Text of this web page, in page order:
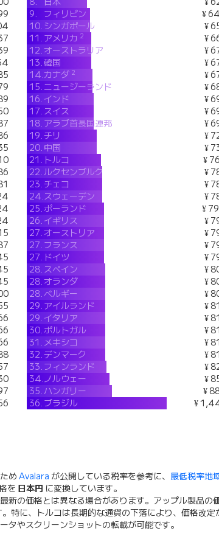
9.
フィリピン
¥
10. シンガポール
¥
11. アメリカ 2
¥
12.オーストラリア
¥
13.韓国
¥
14.カナダ 2
¥
15. ニュージーランド
¥
16. インド
¥
17. スイス
¥
18. アラブ首長国連邦
¥
19.チリ
¥
20. 中国
¥
21. トルコ
¥
22.ルクセンブルク
¥
23.チェコ
¥
24.スウェーデン
¥
25. ポーランド
¥
26. イギリス
¥
27.オーストリア
¥
27. フランス
¥
27. ドイツ
¥
28. スペイン
¥
28.オランダ
¥
28.ベルギー
¥
29. アイルランド
¥
29. イタリア
¥
30. ポルトガル
¥
31. メキシコ
¥
32.デンマーク
¥
33. フィンランド
¥
34.ノルウェー
¥
35. ハンガリー
¥
36. ブラジル ¥
め Avalara が公開している税率を参考に、 最低税率地
を 日本円 に変換しています。
新の価格とは異なる場合があります。アップル製品
特に、トルコは長期的な通貨の下落により、価格改定
やスクリーンショットの転載が可能です。